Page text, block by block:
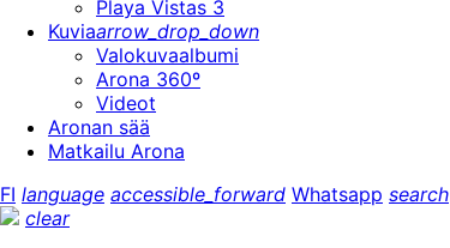
Playa Vistas 3
Kuviaarrow_drop_down
Valokuvaalbumi
Arona 360º
Videot
Aronan sää
Matkailu Arona
FI language accessible_forward Whatsapp search
clear